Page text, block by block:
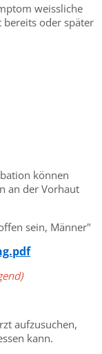
weissliche
bereits oder später
können
an der Vorhaut
sein, Männer"
aufzusuchen,
kann.